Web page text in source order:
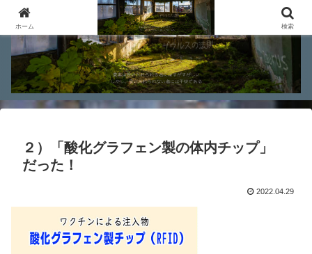
２）「酸化グラフェン製の体内チップ」
だった！
2022.04.29
ホーム 検索